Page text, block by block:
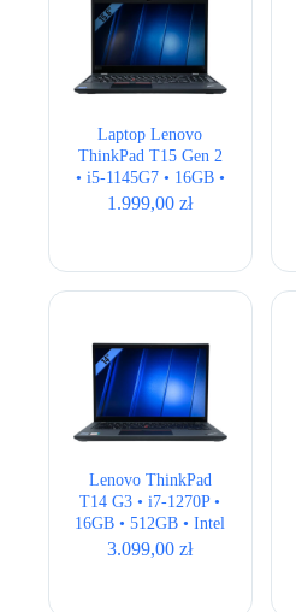
Laptop Lenovo
ThinkPad T15 Gen 2
• i5-1145G7 • 16GB •
256GB • Iris Xe •
1.999,00zł
Lenovo ThinkPad
T14 G3 • i7-1270P •
16GB • 512GB • Intel
Iris Xe • 14,1″
3.099,00zł